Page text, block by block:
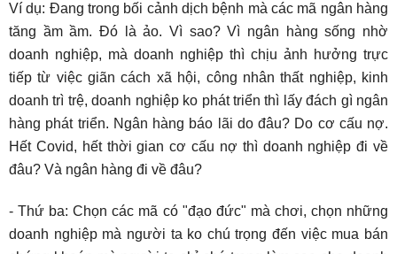
Ví dụ: Đang trong bối cảnh dịch bệnh mà các mã ngân hàng
tăng ầm ầm. Đó là ảo. Vì sao? Vì ngân hàng sống nhờ
doanh nghiệp, mà doanh nghiệp thì chịu ảnh hưởng trực
tiếp từ việc giãn cách xã hội, công nhân thất nghiệp, kinh
doanh trì trệ, doanh nghiệp ko phát triển thì lấy đách gì ngân
hàng phát triển. Ngân hàng báo lãi do đâu? Do cơ cấu nợ.
Hết Covid, hết thời gian cơ cấu nợ thì doanh nghiệp đi về
đâu? Và ngân hàng đi về đâu?
- Thứ ba: Chọn các mã có "đạo đức" mà chơi, chọn những
doanh nghiệp mà người ta ko chú trọng đến việc mua bán